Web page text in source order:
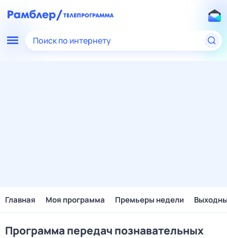
Поиск по интернету
Главная Моя программа Премьеры недели
Программа передач познавательных